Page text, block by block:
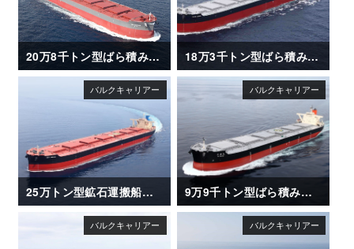
20万8千トン型ばら積み運搬船「CSK ZEPHYR」 18万3千トン型ばら積み運搬船「CAPE OASIS」
25万トン型鉱石運搬船「NSU XANADU」 9万9千トン型ばら積み運搬船「OI MARU (大井丸)」